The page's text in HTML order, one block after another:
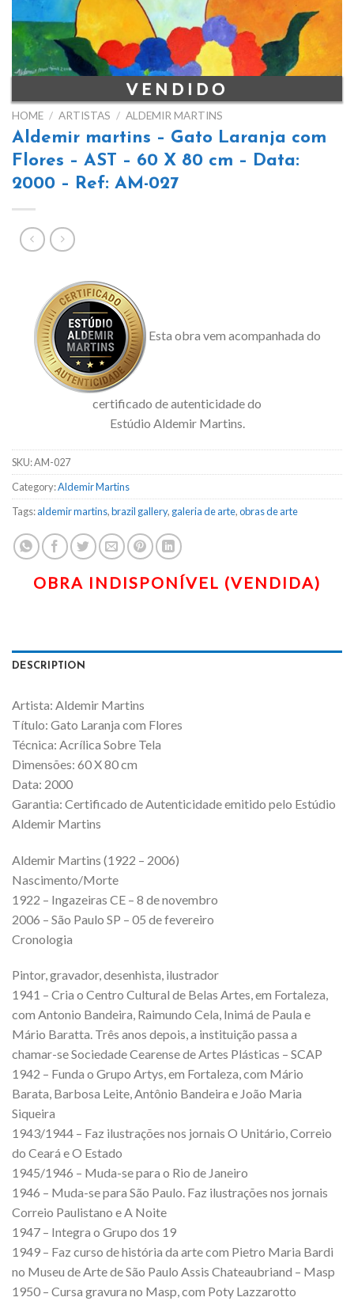
HOME / ARTISTAS / ALDEMIR MARTINS
Aldemir martins – Gato Laranja com
Flores – AST – 60 X 80 cm – Data:
2000 – Ref: AM-027
Esta obra vem acompanhada do
certificado de autenticidade do
Estúdio Aldemir Martins.
SKU:AM-027
Category:Aldemir Martins
Tags:aldemir martins,brazil gallery, galeria de arte,obras de arte
DESCRIPTION
Artista: Aldemir Martins
Título: Gato Laranja com Flores
Técnica: Acrílica Sobre Tela
Dimensões: 60 X 80 cm
Data: 2000
Garantia: Certificado de Autenticidade emitido pelo Estúdio
Aldemir Martins
Aldemir Martins (1922 – 2006)
Nascimento/Morte
1922 – Ingazeiras CE – 8 de novembro
2006 – São Paulo SP – 05 de fevereiro
Cronologia
Pintor, gravador, desenhista, ilustrador
1941 – Cria o Centro Cultural de Belas Artes, em Fortaleza,
com Antonio Bandeira, Raimundo Cela, Inimá de Paula e
Mário Baratta. Três anos depois, a instituição passa a
chamar-se Sociedade Cearense de Artes Plásticas – SCAP
1942 – Funda o Grupo Artys, em Fortaleza, com Mário
Barata, Barbosa Leite, Antônio Bandeira e João Maria
Siqueira
1943/1944 – Faz ilustrações nos jornais O Unitário, Correio
do Ceará e O Estado
1945/1946 – Muda-se para o Rio de Janeiro
1946 – Muda-se para São Paulo. Faz ilustrações nos jornais
Correio Paulistano e A Noite
1947 – Integra o Grupo dos 19
1949 – Faz curso de história da arte com Pietro Maria Bardi
no Museu de Arte de São Paulo Assis Chateaubriand – Masp
1950 – Cursa gravura no Masp, com Poty Lazzarotto